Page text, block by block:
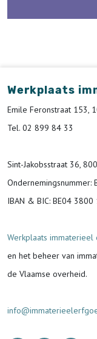
Werkplaats
Emile Feronstraat 153,
Tel. 02 899 84 33
Sint-Jakobsstraat 36,
Ondernemingsnummer:
IBAN & BIC: BE04 3800
Werkplaats
en het beheer van
de Vlaamse overheid.